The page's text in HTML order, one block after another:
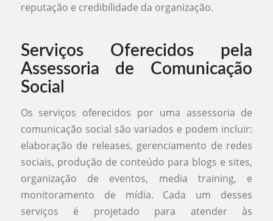
reputação e credibilidade da organização.
Serviços Oferecidos pela
Assessoria de Comunicação
Social
Os serviços oferecidos por uma assessoria de
comunicação social são variados e podem incluir:
elaboração de releases, gerenciamento de redes
sociais, produção de conteúdo para blogs e sites,
organização de eventos, media training, e
monitoramento de mídia. Cada um desses
serviços é projetado para atender às